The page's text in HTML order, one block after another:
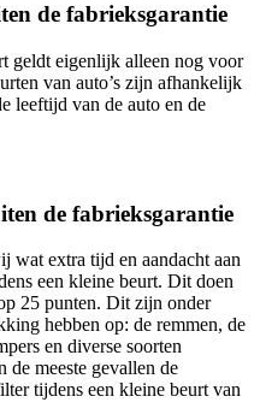
de fabrieksgarantie
geldt eigenlijk alleen nog voor
van auto’s zijn afhankelijk
leeftijd van de auto en de
de fabrieksgarantie
wat extra tijd en aandacht aan
een kleine beurt. Dit doen
25 punten. Dit zijn onder
hebben op: de remmen, de
en diverse soorten
meeste gevallen de
tijdens een kleine beurt van